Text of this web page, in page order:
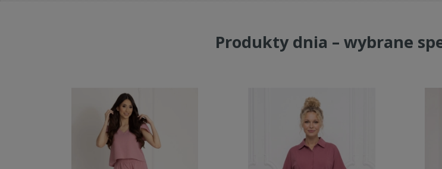
Produkty dnia – wybrane